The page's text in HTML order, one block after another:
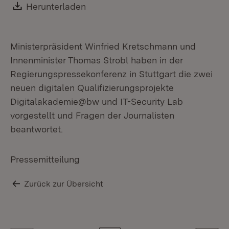
Download:
Herunterladen
Ministerpräsident Winfried Kretschmann und
Innenminister Thomas Strobl haben in der
Regierungspressekonferenz in Stuttgart die zwei
neuen digitalen Qualifizierungsprojekte
Digitalakademie@bw und IT-Security Lab
vorgestellt und Fragen der Journalisten
beantwortet.
Pressemitteilung
Zurück zur Übersicht